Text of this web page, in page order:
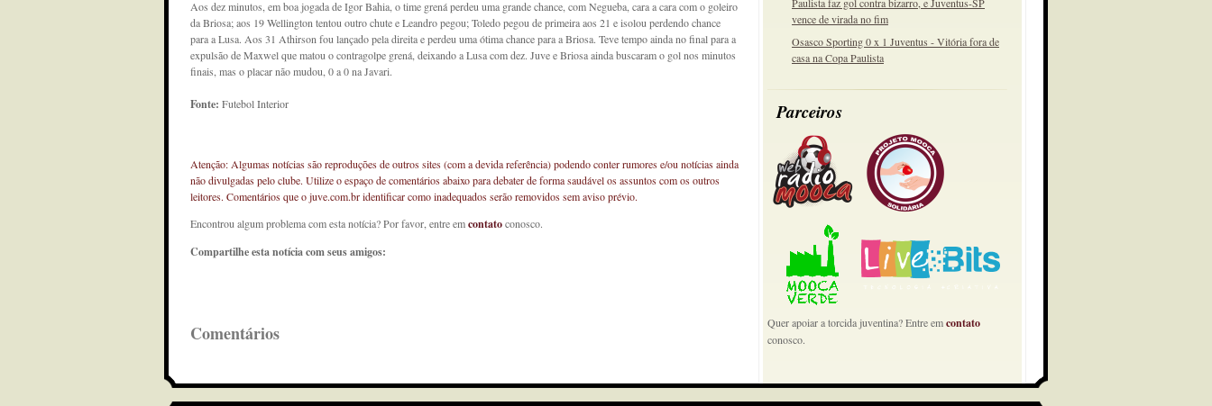
vence de virada no fim
Osasco Sporting 0 x 1 Juventus - Vitória fora de
casa na Copa Paulista
Parceiros
Quer apoiar a torcida juventina? Entre emcontato
conosco.
Aos dez minutos, em boa jogada de Igor Bahia, o time grená perdeu uma grande chance, com Negueba, cara a cara com o goleiro
da Briosa; aos 19 Wellington tentou outro chute e Leandro pegou; Toledo pegou de primeira aos 21 e isolou perdendo chance
para a Lusa. Aos 31 Athirson fou lançado pela direita e perdeu uma ótima chance para a Briosa. Teve tempo ainda no final para a
expulsão de Maxwel que matou o contragolpe grená, deixando a Lusa com dez. Juve e Briosa ainda buscaram o gol nos minutos
finais, mas o placar não mudou, 0 a 0 na Javari.
Fonte: Futebol Interior
Atenção: Algumas notícias são reproduções de outros sites (com a devida referência) podendo conter rumores e/ou notícias ainda
não divulgadas pelo clube. Utilize o espaço de comentários abaixo para debater de forma saudável os assuntos com os outros
leitores. Comentários que o juve.com.br identificar como inadequados serão removidos sem aviso prévio.
Encontrou algum problema com esta notícia? Por favor, entre emcontatoconosco.
Compartilhe esta notícia com seus amigos:
Comentários